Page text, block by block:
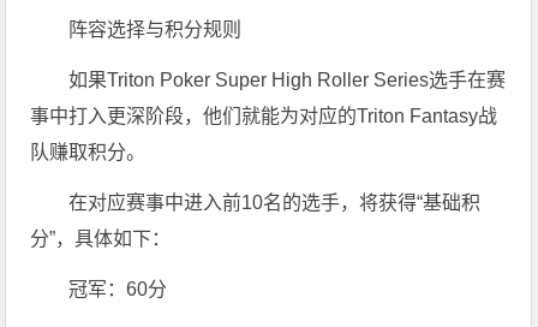
阵容选择与积分规则
如果Triton Poker Super High Roller Series选手在赛
事中打入更深阶段，他们就能为对应的Triton Fantasy战
队赚取积分。
在对应赛事中进入前10名的选手，将获得“基础积
分”，具体如下：
冠军：60分